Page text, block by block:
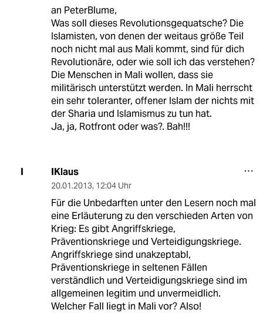
an PeterBlume,
Was soll dieses Revolutionsgequatsche? Die
Islamisten, von denen der weitaus größe Teil
noch nicht mal aus Mali kommt, sind für dich
Revolutionäre, oder wie soll ich das verstehen?
Die Menschen in Mali wollen, dass sie
militärisch unterstützt werden. In Mali herrscht
ein sehr toleranter, offener Islam der nichts mit
der Sharia und Islamismus zu tun hat.
Ja, ja, Rotfront oder was?. Bah!!!
I IKlaus
20.01.2013, 12:04 Uhr
Für die Unbedarften unter den Lesern noch mal
eine Erläuterung zu den verschieden Arten von
Krieg: Es gibt Angriffskriege,
Präventionskriege und Verteidigungskriege.
Angriffskriege sind unakzeptabl,
Präventionskriege in seltenen Fällen
verständlich und Verteidigungskriege sind im
allgemeinen legitim und unvermeidlich.
Welcher Fall liegt in Mali vor? Also!